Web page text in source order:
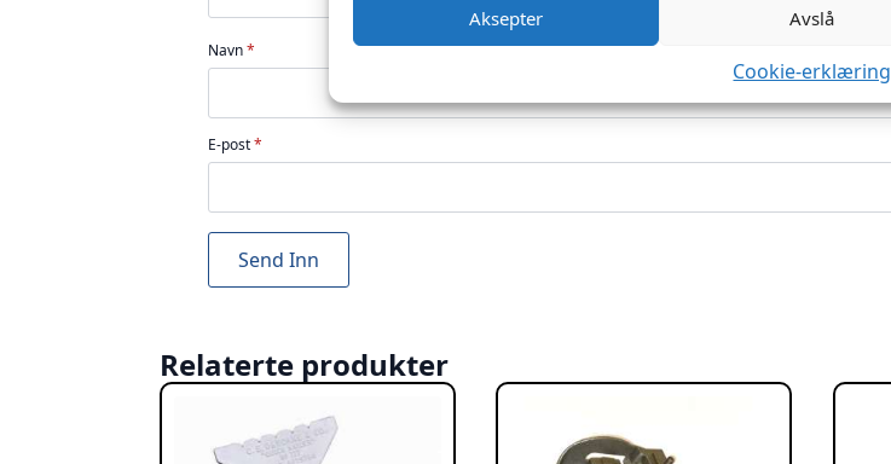
Aksepter Avslå
Cookie-erklæring
Navn*
E-post*
Relaterte produkter